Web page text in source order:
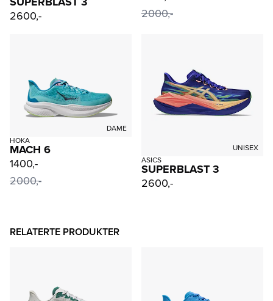
2600,-
2000,-
DAME
HOKA
MACH 6
1400,-
2000,-
UNISEX
ASICS
SUPERBLAST 3
2600,-
RELATERTE PRODUKTER